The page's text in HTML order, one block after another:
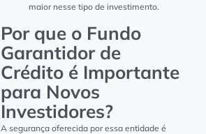
maior nesse tipo de investimento.
Por que o Fundo
Garantidor de
Crédito é Importante
para Novos
Investidores?
A segurança oferecida por essa entidade é